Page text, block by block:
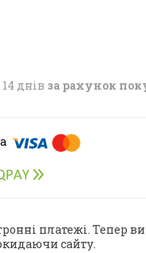
днів за рахунок
платежі. Тепер
сайту.